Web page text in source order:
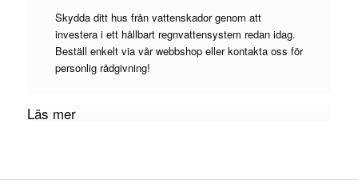
Skydda ditt hus från vattenskador genom att
investera i ett hållbart regnvattensystem redan idag.
Beställ enkelt via vår webbshop eller kontakta oss för
personlig rådgivning!
Läs mer